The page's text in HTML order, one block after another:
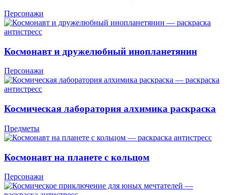
Персонажи
Космонавт и дружелюбный инопланетянин
Персонажи
Космическая лаборатория алхимика раскраска
Предметы
Космонавт на планете с кольцом
Персонажи